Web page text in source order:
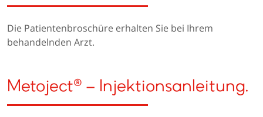
Die Patientenbroschüre erhalten Sie bei Ihrem
behandelnden Arzt.
Metoject® – Injektionsanleitung.